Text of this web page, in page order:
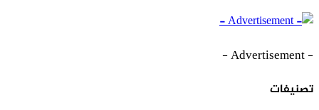
- Advertisement -
تصنيفات